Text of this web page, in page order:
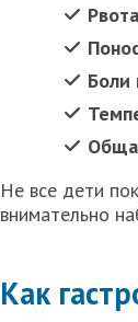
Боли
Не все дети
внимательно
Как